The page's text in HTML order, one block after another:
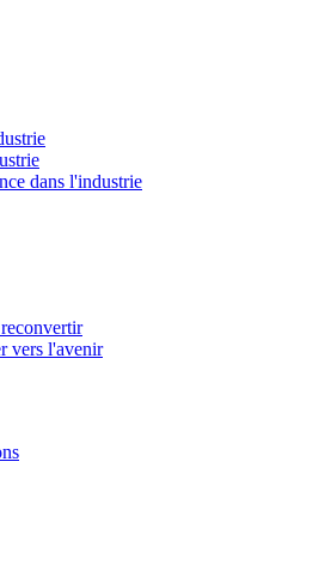
dans l'industrie
vers l'avenir